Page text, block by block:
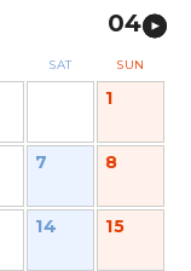
04
SAT SUN
1
7 8
14 15